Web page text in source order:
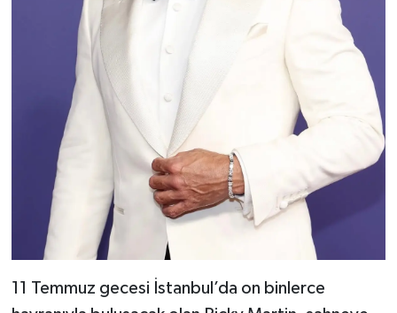
11 Temmuz gecesi İstanbul’da on binlerce